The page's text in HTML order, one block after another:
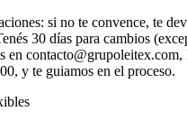
si no te convence, te
30 días para cambios
en contacto@grupoleitex.com,
y te guiamos en el proceso.